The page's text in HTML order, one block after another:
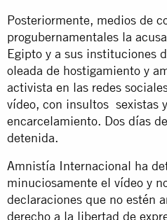
Posteriormente, medios de
progubernamentales la
Egipto y a sus instituciones
oleada de hostigamiento y
activista en las redes
vídeo, con insultos sexistas
encarcelamiento. Dos días
detenida.
Amnistía Internacional ha
minuciosamente el vídeo y
declaraciones que no estén
derecho a la libertad de